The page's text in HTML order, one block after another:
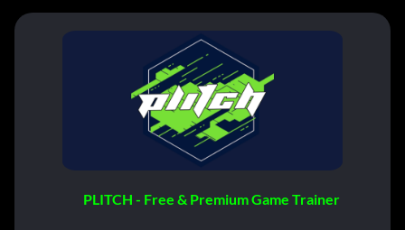
PLITCH - Free & Premium Game Trainer